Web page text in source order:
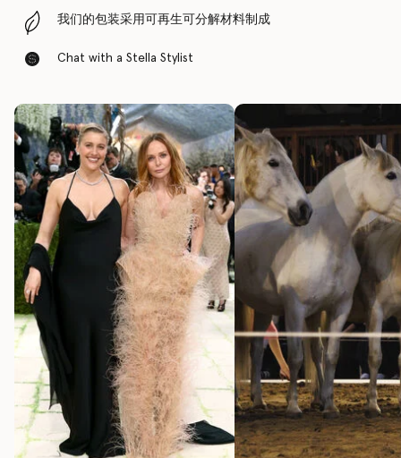
我们的包装采用可再生可分解材料制成
Chat with a Stella Stylist